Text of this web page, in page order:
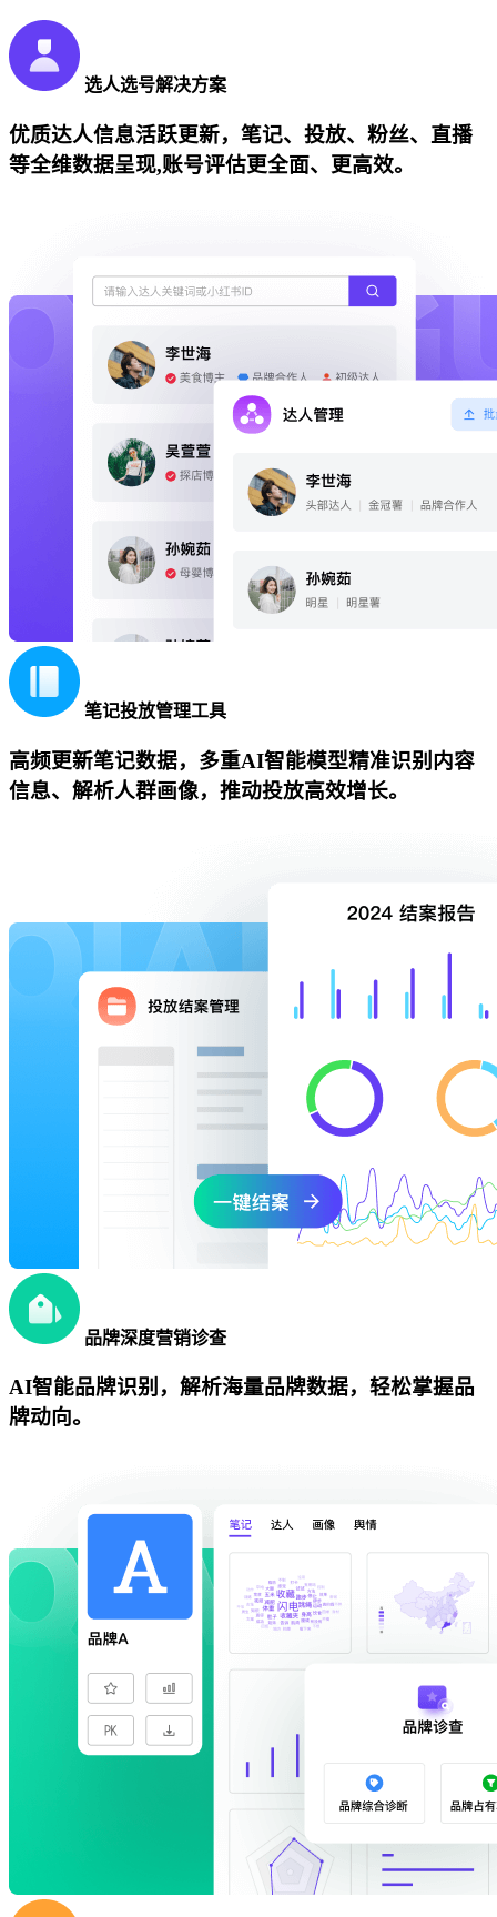
选人选号解决方案
优质达人信息活跃更新，笔记、投放、粉丝、直播
等全维数据呈现,账号评估更全面、更高效。
笔记投放管理工具
高频更新笔记数据，多重AI智能模型精准识别内容
信息、解析人群画像，推动投放高效增长。
品牌深度营销诊查
AI智能品牌识别，解析海量品牌数据，轻松掌握品
牌动向。